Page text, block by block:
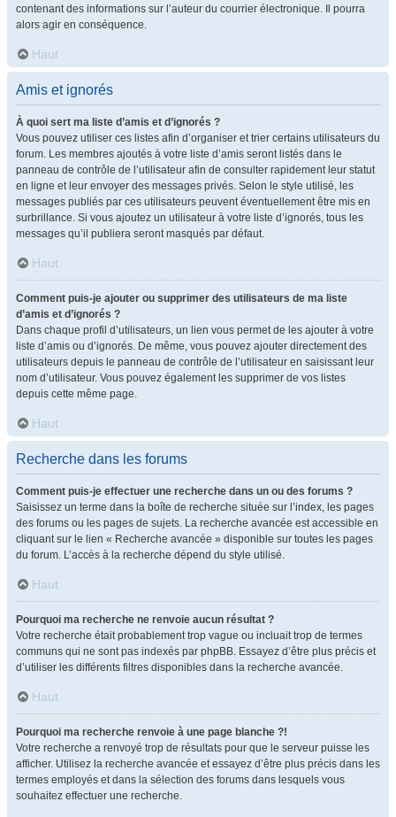
contenant des informations sur l’auteur du courrier électronique. Il pourra
alors agir en conséquence.
Haut
Amis et ignorés
À quoi sert ma liste d’amis et d’ignorés ?
Vous pouvez utiliser ces listes afin d’organiser et trier certains utilisateurs du
forum. Les membres ajoutés à votre liste d’amis seront listés dans le
panneau de contrôle de l’utilisateur afin de consulter rapidement leur statut
en ligne et leur envoyer des messages privés. Selon le style utilisé, les
messages publiés par ces utilisateurs peuvent éventuellement être mis en
surbrillance. Si vous ajoutez un utilisateur à votre liste d’ignorés, tous les
messages qu’il publiera seront masqués par défaut.
Haut
Comment puis-je ajouter ou supprimer des utilisateurs de ma liste
d’amis et d’ignorés ?
Dans chaque profil d’utilisateurs, un lien vous permet de les ajouter à votre
liste d’amis ou d’ignorés. De même, vous pouvez ajouter directement des
utilisateurs depuis le panneau de contrôle de l’utilisateur en saisissant leur
nom d’utilisateur. Vous pouvez également les supprimer de vos listes
depuis cette même page.
Haut
Recherche dans les forums
Comment puis-je effectuer une recherche dans un ou des forums ?
Saisissez un terme dans la boîte de recherche située sur l’index, les pages
des forums ou les pages de sujets. La recherche avancée est accessible en
cliquant sur le lien « Recherche avancée » disponible sur toutes les pages
du forum. L’accès à la recherche dépend du style utilisé.
Haut
Pourquoi ma recherche ne renvoie aucun résultat ?
Votre recherche était probablement trop vague ou incluait trop de termes
communs qui ne sont pas indexés par phpBB. Essayez d’être plus précis et
d’utiliser les différents filtres disponibles dans la recherche avancée.
Haut
Pourquoi ma recherche renvoie à une page blanche ?!
Votre recherche a renvoyé trop de résultats pour que le serveur puisse les
afficher. Utilisez la recherche avancée et essayez d’être plus précis dans les
termes employés et dans la sélection des forums dans lesquels vous
souhaitez effectuer une recherche.